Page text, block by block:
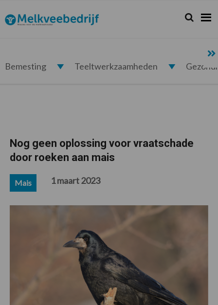
de
hoofdnavigatie
de
hoofd
de
eerste
de
voettekst
Melkveebedrijf.nl Zoeken...
Zoek
Bemesting Teeltwerkzaamheden
Nog geen oplossing voor vraatschade
door roeken aan mais
Mais 1 maart 2023